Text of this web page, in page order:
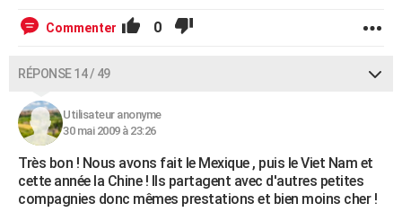
Commenter 0
RÉPONSE 14 / 49
Utilisateur anonyme
30 mai 2009 à 23:26
Très bon ! Nous avons fait le Mexique , puis le Viet Nam et
cette année la Chine ! Ils partagent avec d'autres petites
compagnies donc mêmes prestations et bien moins cher !